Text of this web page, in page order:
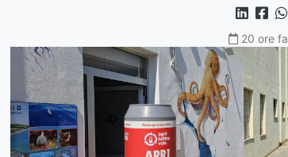
20 ore fa